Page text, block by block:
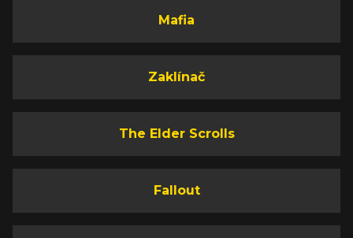
Mafia
Zaklínač
The Elder Scrolls
Fallout